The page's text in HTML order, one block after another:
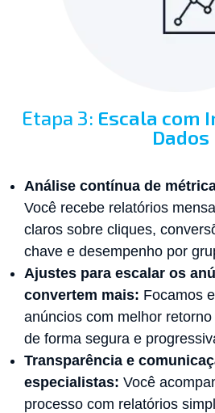
Etapa 3: Escala com
Dados
Análise contínua de
Você recebe relatórios
claros sobre cliques,
chave e desempenho por
Ajustes para escalar os
convertem mais: Focamos
anúncios com melhor
de forma segura e
Transparência e
especialistas: Você
processo com relatórios